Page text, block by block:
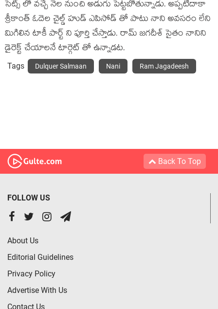
సెట్స్ లో వచ్చే నెల నుంచి అడుగు పెట్టబోతున్నాడు. అప్పటిదాకా
శ్రీకాంత్ ఓదెల చైల్డ్ హుడ్ ఎపిసోడ్ తో పాటు నాని అవసరం లేని
మిగిలిన టాకీ పార్ట్ ని పూర్తి చేస్తాడు. రామ్ జగదీశ్ సైతం నానిని
డైరెక్ట్ చేయాలనే టార్గెట్ తో ఉన్నాడట.
Tags Dulquer Salmaan Nani Ram Jagadeesh
Back To Top
FOLLOW US
About Us
Editorial Guidelines
Privacy Policy
Advertise With Us
Contact Us